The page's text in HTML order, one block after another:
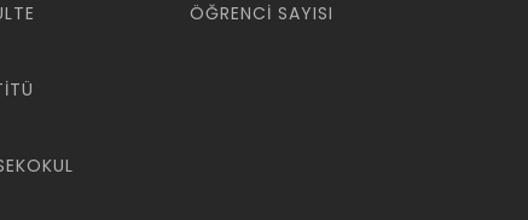
ÖĞRENCI SAYISI